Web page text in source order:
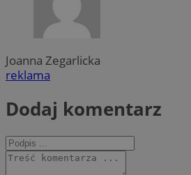
Joanna Zegarlicka
reklama
Dodaj komentarz